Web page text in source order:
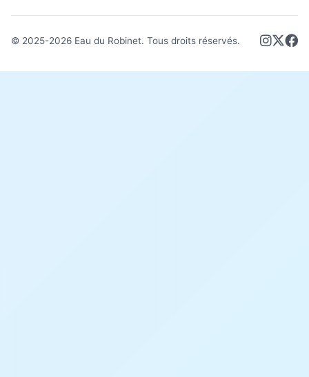
© 2025-2026 Eau du Robinet. Tous droits réservés.